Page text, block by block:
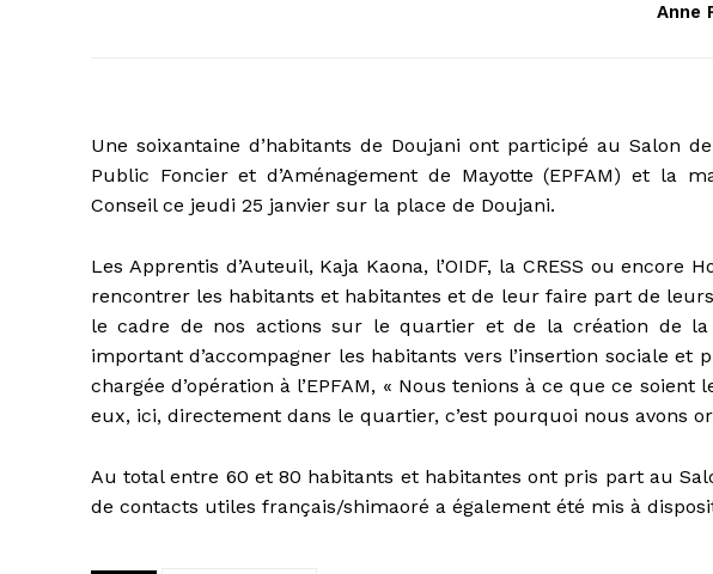
Anne
Une soixantaine d’habitants de Doujani ont participé au Salon
Public Foncier et d’Aménagement de Mayotte (EPFAM) et la
Conseil ce jeudi 25 janvier sur la place de Doujani.
Les Apprentis d’Auteuil, Kaja Kaona, l’OIDF, la CRESS ou encore
rencontrer les habitants et habitantes et de leur faire part de
le cadre de nos actions sur le quartier et de la création de la
important d’accompagner les habitants vers l’insertion sociale et
chargée d’opération à l’EPFAM, « Nous tenions à ce que ce
eux, ici, directement dans le quartier, c’est pourquoi nous avons
Au total entre 60 et 80 habitants et habitantes ont pris part au
de contacts utiles français/shimaoré a également été mis à